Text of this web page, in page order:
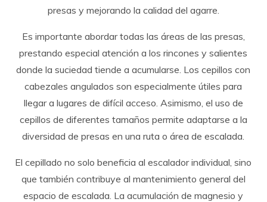
presas y mejorando la calidad del agarre.
Es importante abordar todas las áreas de las presas,
prestando especial atención a los rincones y salientes
donde la suciedad tiende a acumularse. Los cepillos con
cabezales angulados son especialmente útiles para
llegar a lugares de difícil acceso. Asimismo, el uso de
cepillos de diferentes tamaños permite adaptarse a la
diversidad de presas en una ruta o área de escalada.
El cepillado no solo beneficia al escalador individual, sino
que también contribuye al mantenimiento general del
espacio de escalada. La acumulación de magnesio y